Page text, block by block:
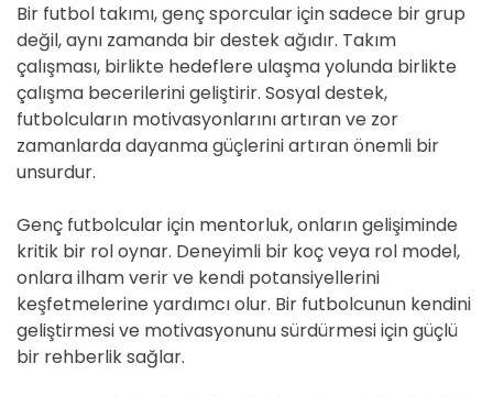
Bir futbol takımı, genç sporcular için sadece bir grup
değil, aynı zamanda bir destek ağıdır. Takım
çalışması, birlikte hedeflere ulaşma yolunda birlikte
çalışma becerilerini geliştirir. Sosyal destek,
futbolcuların motivasyonlarını artıran ve zor
zamanlarda dayanma güçlerini artıran önemli bir
unsurdur.
Genç futbolcular için mentorluk, onların gelişiminde
kritik bir rol oynar. Deneyimli bir koç veya rol model,
onlara ilham verir ve kendi potansiyellerini
keşfetmelerine yardımcı olur. Bir futbolcunun kendini
geliştirmesi ve motivasyonunu sürdürmesi için güçlü
bir rehberlik sağlar.